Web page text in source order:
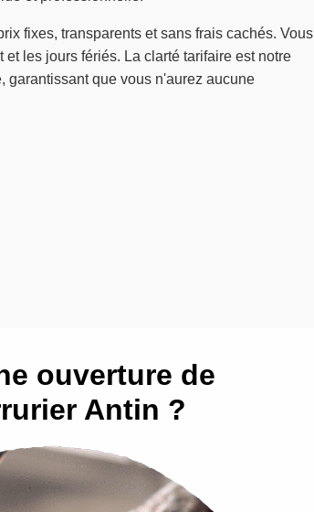
fixes, transparents et sans frais cachés. Vous
les jours fériés. La clarté tarifaire est notre
garantissant que vous n'aurez aucune
ouverture de
Antin ?